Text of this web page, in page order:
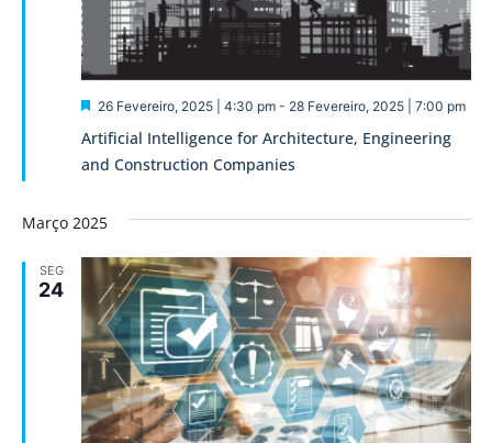
Artificial Intelligence for Architecture, Engineering
and Construction Companies
Destaque
26 Fevereiro, 2025 | 4:30 pm- 28 Fevereiro, 2025 | 7:00 pm
Março 2025
SEG
24